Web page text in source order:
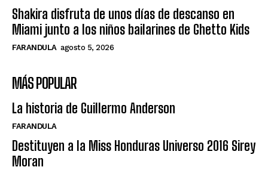
Shakira disfruta de unos días de descanso en
Miami junto a los niños bailarines de Ghetto Kids
FARANDULA agosto 5, 2026
MÁS POPULAR
La historia de Guillermo Anderson
FARANDULA
Destituyen a la Miss Honduras Universo 2016 Sirey
Moran